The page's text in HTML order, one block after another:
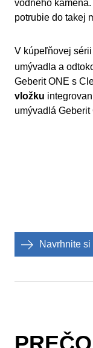
vodného
potrubie do takej
V kúpeľňovej sérii
umývadla a
Geberit ONE s
vložku
umývadlá
Navrhnite